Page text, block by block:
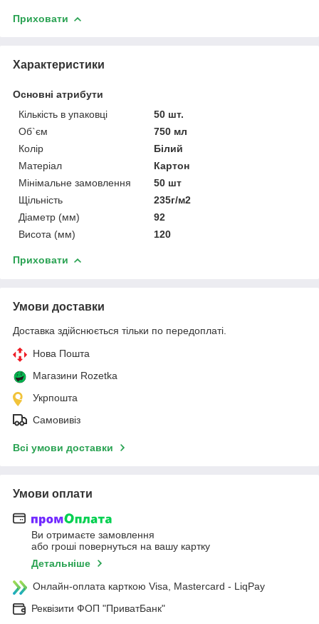
Приховати
Характеристики
Основні атрибути
Кількість в упаковці
50 шт.
Об`єм
750 мл
Колір
Білий
Матеріал
Картон
Мінімальне замовлення
50 шт
Щільність
235г/м2
Діаметр (мм)
92
Висота (мм)
120
Приховати
Умови доставки
Доставка здійснюється тільки по передоплаті.
Нова Пошта
Магазини Rozetka
Укрпошта
Самовивіз
Всі умови доставки
Умови оплати
Ви отримаєте замовлення
або гроші повернуться на вашу картку
Детальніше
Онлайн-оплата карткою Visa, Mastercard - LiqPay
Реквізити ФОП "ПриватБанк"